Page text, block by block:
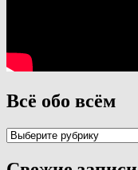
Всё обо всём
Всё
всём